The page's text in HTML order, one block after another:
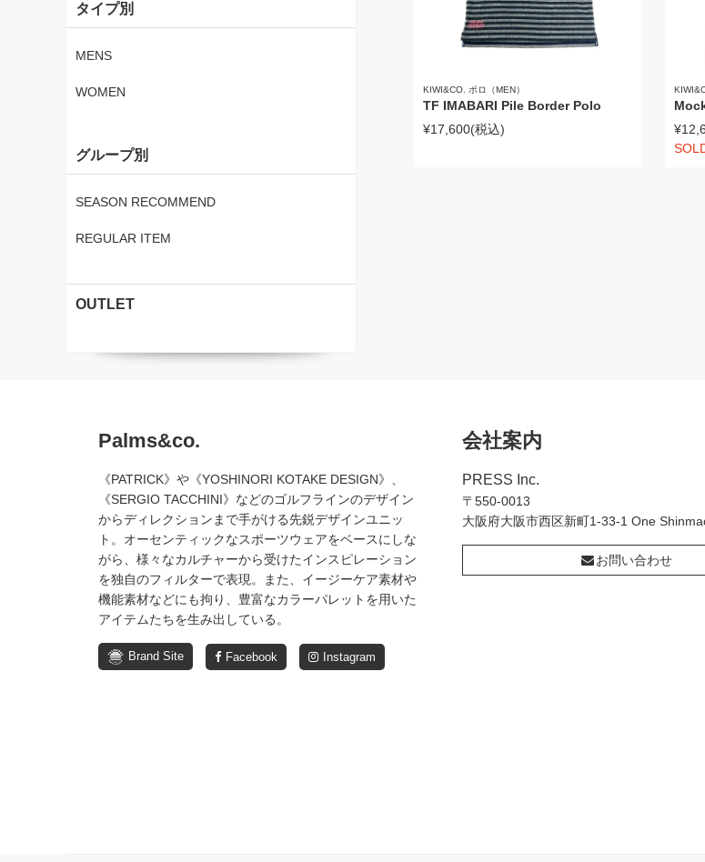
KIWI&CO. ポロ（MEN）
TF IMABARI Pile Border Polo
¥17,600(税込)
タイプ別
MENS
WOMEN
グループ別
SEASON RECOMMEND
REGULAR ITEM
OUTLET
Palms&co.
《PATRICK》や《YOSHINORI KOTAKE DESIGN》、
《SERGIO TACCHINI》などのゴルフラインのデザイン
からディレクションまで手がける先鋭デザインユニッ
ト。オーセンティックなスポーツウェアをベースにしな
がら、様々なカルチャーから受けたインスピレーション
を独自のフィルターで表現。また、イージーケア素材や
機能素材などにも拘り、豊富なカラーパレットを用いた
アイテムたちを生み出している。
Brand Site Facebook Instagram
会社案内
PRESS Inc.
〒550-0013
大阪府大阪市西区新町1-33-1 One
お問い合わせ